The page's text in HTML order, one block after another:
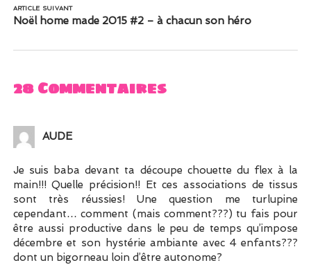
ARTICLE SUIVANT
Noël home made 2015 #2 – à chacun son héro
28 Commentaires
AUDE
Je suis baba devant ta découpe chouette du flex à la
main!!! Quelle précision!! Et ces associations de tissus
sont très réussies! Une question me turlupine
cependant… comment (mais comment???) tu fais pour
être aussi productive dans le peu de temps qu’impose
décembre et son hystérie ambiante avec 4 enfants???
dont un bigorneau loin d’être autonome?